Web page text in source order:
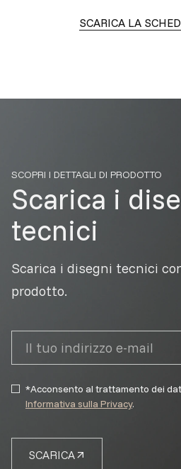
SCARICA LA
SCOPRI I DETTAGLI DI PRODOTTO
Scarica i
tecnici
Scarica i disegni tecnici
prodotto.
SCARICA
*Acconsento al trattamento dei
Informativa sulla Privacy.